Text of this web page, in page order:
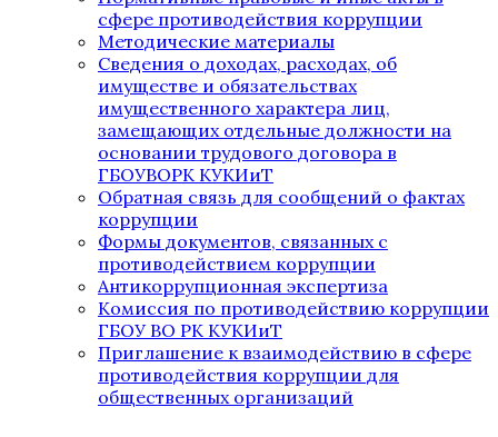
сфере противодействия коррупции
Методические материалы
Сведения о доходах, расходах, об
имуществе и обязательствах
имущественного характера лиц,
замещающих отдельные должности на
основании трудового договора в
ГБОУВОРК КУКИиТ
Обратная связь для сообщений о фактах
коррупции
Формы документов, связанных с
противодействием коррупции
Антикоррупционная экспертиза
Комиссия по противодействию коррупции
ГБОУ ВО РК КУКИиТ
Приглашение к взаимодействию в сфере
противодействия коррупции для
общественных организаций